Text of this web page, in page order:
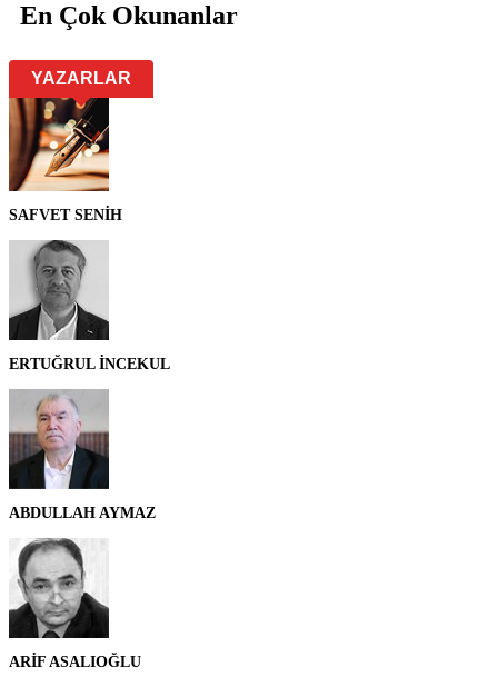
En Çok Okunanlar
YAZARLAR
SAFVET SENİH
ERTUĞRUL İNCEKUL
ABDULLAH AYMAZ
ARİF ASALIOĞLU